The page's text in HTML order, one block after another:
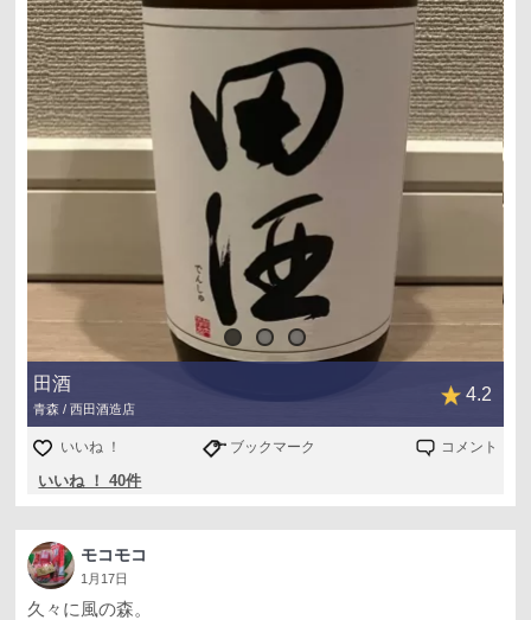
田酒
青森 / 西田酒造店
4.2
いいね ！ ブックマーク コメント
いいね ！ 40件
モコモコ
1月17日
久々に風の森。